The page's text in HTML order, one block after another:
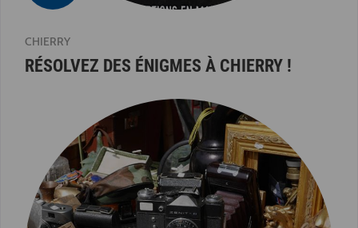
CHIERRY
RÉSOLVEZ DES ÉNIGMES À CHIERRY !